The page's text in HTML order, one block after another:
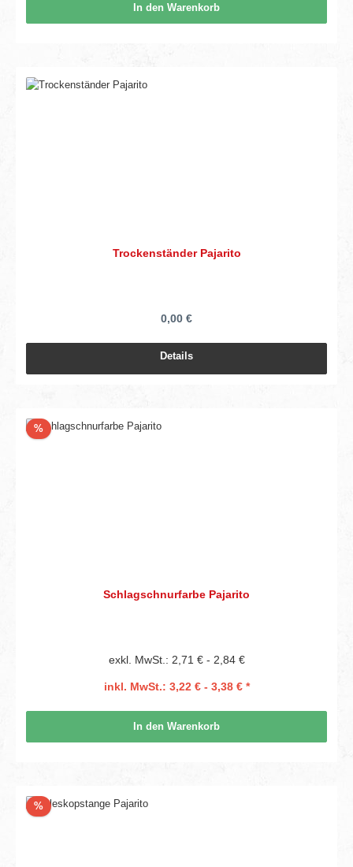
In den Warenkorb
Trockenständer Pajarito
0,00 €
Details
%Rabatt
Schlagschnurfarbe Pajarito
exkl. MwSt.: 2,71 € - 2,84 €
inkl. MwSt.: 3,22 € - 3,38 € *
In den Warenkorb
%Rabatt